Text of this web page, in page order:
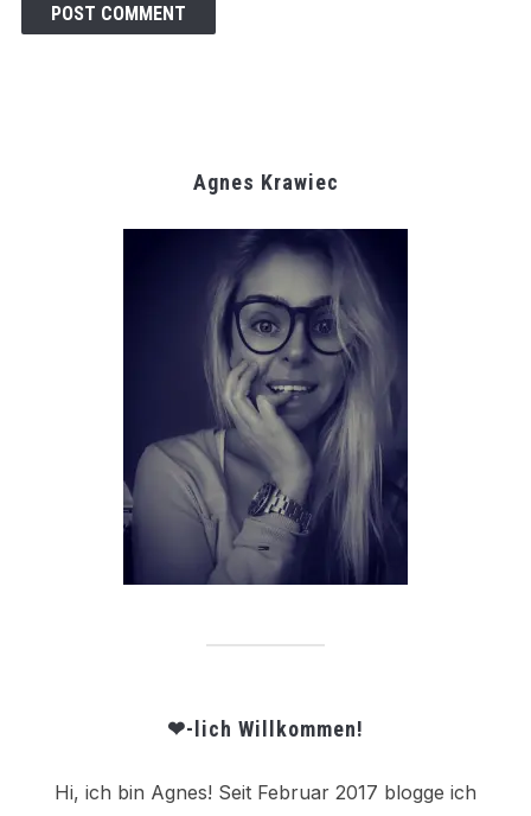
Agnes Krawiec
❤-lich Willkommen!
Hi, ich bin Agnes! Seit Februar 2017 blogge ich